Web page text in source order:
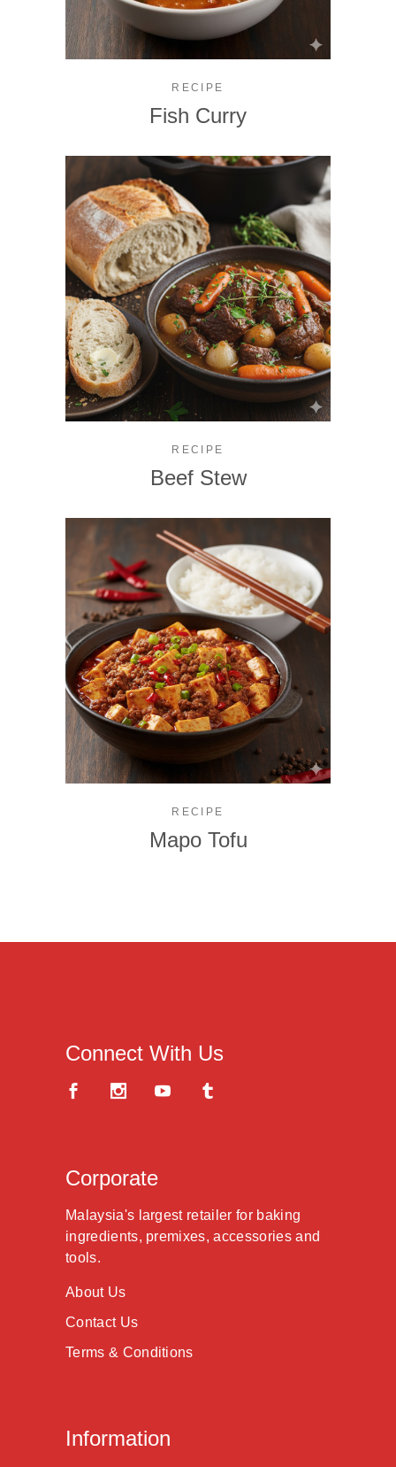
RECIPE
Fish Curry
RECIPE
Beef Stew
RECIPE
Mapo Tofu
Connect With Us
Corporate
Malaysia's largest retailer for baking
ingredients, premixes, accessories and
tools.
About Us
Contact Us
Terms & Conditions
Information